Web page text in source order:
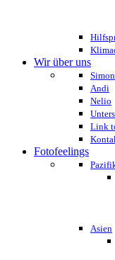
Wir über uns
Andi
Nelio
Link
Fotofeelings
Asien